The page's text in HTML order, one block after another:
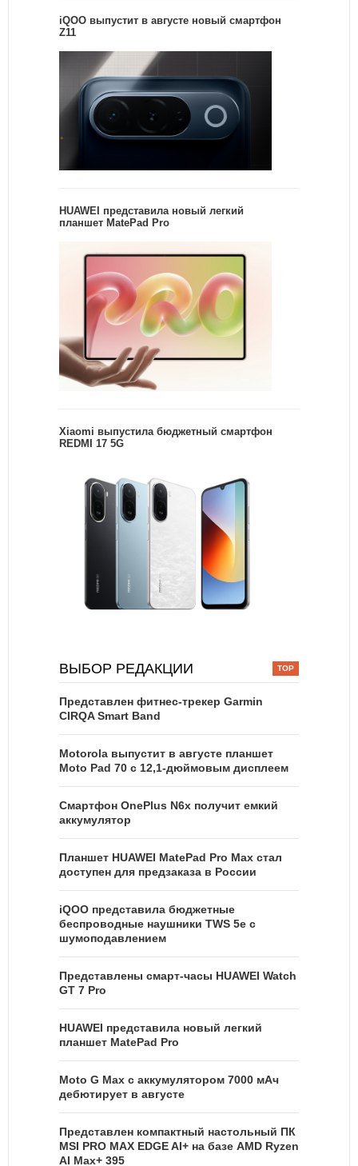
iQOO выпустит в августе новый смартфон
Z11
HUAWEI представила новый легкий
планшет MatePad Pro
Xiaomi выпустила бюджетный смартфон
REDMI 17 5G
ВЫБОР РЕДАКЦИИ
Представлен фитнес-трекер Garmin
CIRQA Smart Band
Motorola выпустит в августе планшет
Moto Pad 70 с 12,1-дюймовым дисплеем
Смартфон OnePlus N6x получит емкий
аккумулятор
Планшет HUAWEI MatePad Pro Max стал
доступен для предзаказа в России
iQOO представила бюджетные
беспроводные наушники TWS 5e с
шумоподавлением
Представлены смарт-часы HUAWEI Watch
GT 7 Pro
HUAWEI представила новый легкий
планшет MatePad Pro
Moto G Max с аккумулятором 7000 мАч
дебютирует в августе
Представлен компактный настольный ПК
MSI PRO MAX EDGE AI+ на базе AMD Ryzen
AI Max+ 395